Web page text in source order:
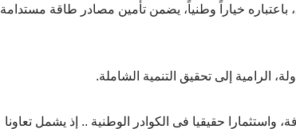
باعتباره خياراً وطنياً، يضمن تأمين مصادر طاقة مستدامة
الرامية إلى تحقيق التنمية الشاملة.
حقيقيا فى الكوادر الوطنية .. إذ يشمل تعاونا